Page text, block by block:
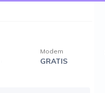
Modem
GRATIS